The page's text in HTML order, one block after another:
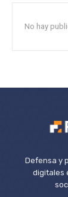
No hay
Defensa y
digitales